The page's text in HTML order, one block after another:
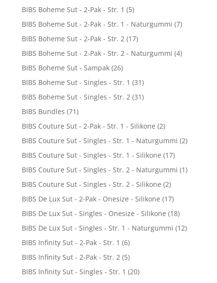
BIBS Boheme Sut - 2-Pak - Str. 1 (5)
BIBS Boheme Sut - 2-Pak - Str. 1 - Naturgummi (7)
BIBS Boheme Sut - 2-Pak - Str. 2 (17)
BIBS Boheme Sut - 2-Pak - Str. 2 - Naturgummi (4)
BIBS Boheme Sut - Sampak (26)
BIBS Boheme Sut - Singles - Str. 1 (31)
BIBS Boheme Sut - Singles - Str. 2 (31)
BIBS Bundles (71)
BIBS Couture Sut - 2-Pak - Str. 1 - Silikone (2)
BIBS Couture Sut - Singles - Str. 1 - Naturgummi (2)
BIBS Couture Sut - Singles - Str. 1 - Silikone (17)
BIBS Couture Sut - Singles - Str. 2 - Naturgummi (1)
BIBS Couture Sut - Singles - Str. 2 - Silikone (2)
BIBS De Lux Sut - 2-Pak - Onesize - Silikone (17)
BIBS De Lux Sut - Singles - Onesize - Silikone (18)
BIBS De Lux Sut - Singles - Str. 1 - Naturgummi (12)
BIBS Infinity Sut - 2-Pak - Str. 1 (6)
BIBS Infinity Sut - 2-Pak - Str. 2 (5)
BIBS Infinity Sut - Singles - Str. 1 (20)